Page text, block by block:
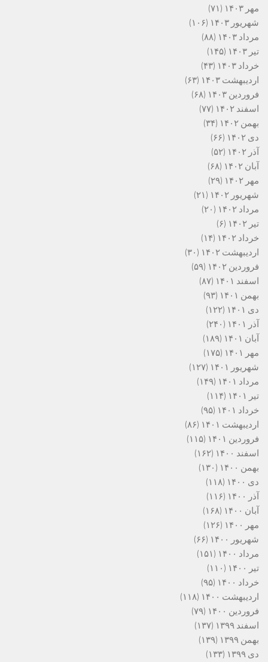
مهر ۱۴۰۳
(۷۱)
شهریور ۱۴۰۳
(۱۰۶)
مرداد ۱۴۰۳
(۸۸)
تیر ۱۴۰۳
(۱۴۵)
خرداد ۱۴۰۳
(۴۳)
اردیبهشت ۱۴۰۳
(۶۳)
فروردین ۱۴۰۳
(۶۸)
اسفند ۱۴۰۲
(۷۷)
بهمن ۱۴۰۲
(۳۴)
دی ۱۴۰۲
(۶۶)
آذر ۱۴۰۲
(۵۲)
آبان ۱۴۰۲
(۶۸)
مهر ۱۴۰۲
(۲۹)
شهریور ۱۴۰۲
(۲۱)
مرداد ۱۴۰۲
(۲۰)
تیر ۱۴۰۲
(۶)
خرداد ۱۴۰۲
(۱۴)
اردیبهشت ۱۴۰۲
(۳۰)
فروردین ۱۴۰۲
(۵۹)
اسفند ۱۴۰۱
(۸۷)
بهمن ۱۴۰۱
(۹۳)
دی ۱۴۰۱
(۱۲۲)
آذر ۱۴۰۱
(۲۴۰)
آبان ۱۴۰۱
(۱۸۹)
مهر ۱۴۰۱
(۱۷۵)
شهریور ۱۴۰۱
(۱۲۷)
مرداد ۱۴۰۱
(۱۴۹)
تیر ۱۴۰۱
(۱۱۴)
خرداد ۱۴۰۱
(۹۵)
اردیبهشت ۱۴۰۱
(۸۶)
فروردین ۱۴۰۱
(۱۱۵)
اسفند ۱۴۰۰
(۱۶۲)
بهمن ۱۴۰۰
(۱۳۰)
دی ۱۴۰۰
(۱۱۸)
آذر ۱۴۰۰
(۱۱۶)
آبان ۱۴۰۰
(۱۶۸)
مهر ۱۴۰۰
(۱۲۶)
شهریور ۱۴۰۰
(۶۶)
مرداد ۱۴۰۰
(۱۵۱)
تیر ۱۴۰۰
(۱۱۰)
خرداد ۱۴۰۰
(۹۵)
اردیبهشت ۱۴۰۰
(۱۱۸)
فروردین ۱۴۰۰
(۷۹)
اسفند ۱۳۹۹
(۱۳۷)
بهمن ۱۳۹۹
(۱۳۹)
دی ۱۳۹۹
(۱۳۳)